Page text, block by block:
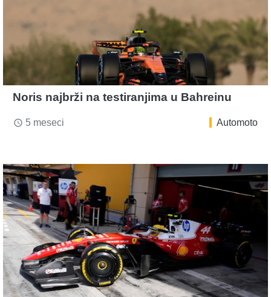
Noris najbrži na testiranjima u Bahreinu
access_time 5 meseci Automoto